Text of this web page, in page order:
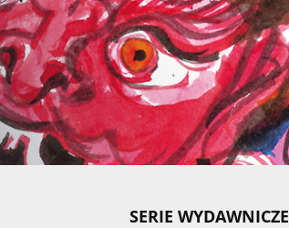
SERIE WYDAWNICZE